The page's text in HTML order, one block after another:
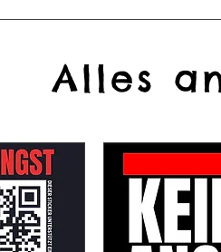
Alles